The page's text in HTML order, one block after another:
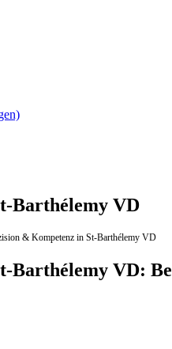
Barthélemy VD
& Kompetenz in St-Barthélemy VD
Barthélemy VD: